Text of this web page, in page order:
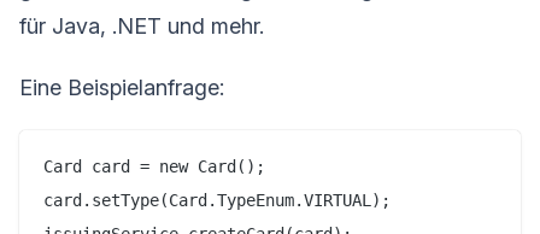
für Java, .NET und mehr.
Eine Beispielanfrage:
Card card = new Card();
card.setType(Card.TypeEnum.VIRTUAL);